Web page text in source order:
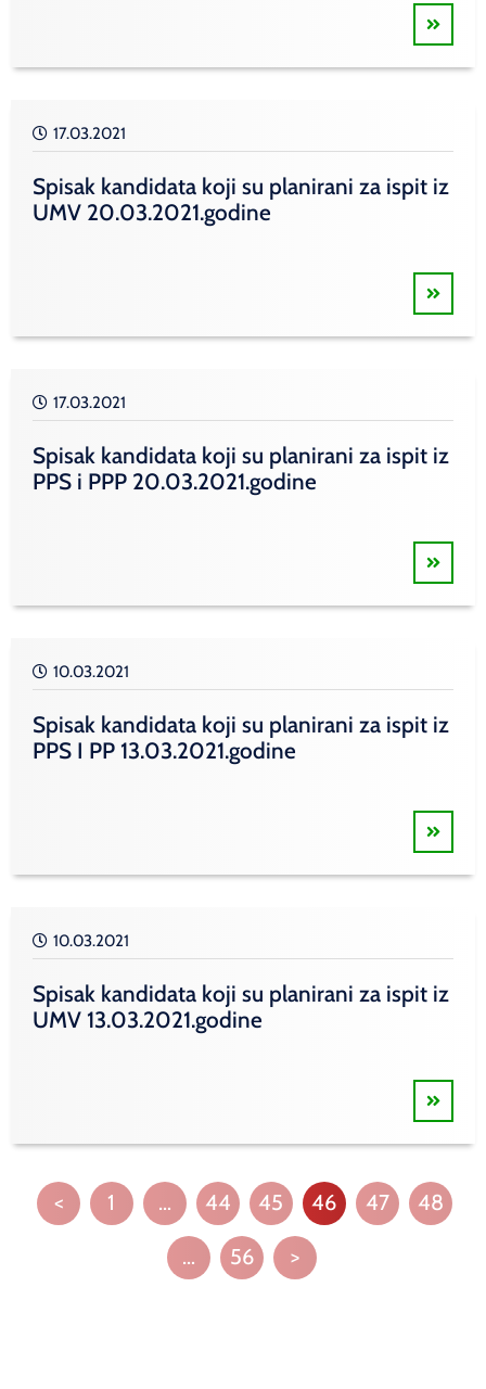
17.03.2021
Spisak kandidata koji su planirani za ispit iz
UMV 20.03.2021.godine
17.03.2021
Spisak kandidata koji su planirani za ispit iz
PPS i PPP 20.03.2021.godine
10.03.2021
Spisak kandidata koji su planirani za ispit iz
PPS I PP 13.03.2021.godine
10.03.2021
Spisak kandidata koji su planirani za ispit iz
UMV 13.03.2021.godine
< 1 … 44 45 46 47 48
… 56 >